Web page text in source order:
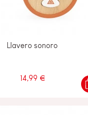
Llavero sonoro
14,99 €